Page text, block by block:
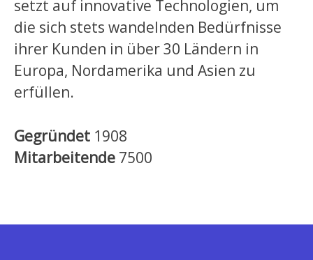
setzt auf innovative Technologien, um
die sich stets wandelnden Bedürfnisse
ihrer Kunden in über 30 Ländern in
Europa, Nordamerika und Asien zu
erfüllen.
Gegründet 1908
Mitarbeitende 7500